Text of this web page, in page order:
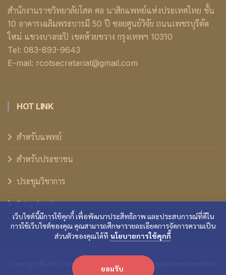
สำนักงานราชวิทยาลัยโสต ศอ นาสิกแพทย์แห่งประเทศไทย ชั้น
10 อาคารเฉลิมพระบารมี 50 ปี ซอยศูนย์วิจัย ถนนเพชรบุรีตัด
ใหม่ แขวงบางกะปิ เขตห้วยขวาง กรุงเทพฯ 10310
Tel: 083-893-9643
E-mail: rcotsecretariat@gmail.com
HOT LINK
สำหรับแพทย์
สำหรับประชาชน
ประชุมวิชาการ
E-Logbook
2026,The Royal College of Otolaryngologists-Head and Neck
เว็บไซต์นี้มีการใช้คุกกี้ เพื่อพัฒนาประสิทธิภาพ และประสบการณ์ที่ดีใน
การใช้เว็บไซต์ของคุณ คุณสามารถศึกษารายละเอียดการจัดการความเป็น
ส่วนตัวของคุณได้ที นโยบายการใช้คุกกี้
ยอมรับ